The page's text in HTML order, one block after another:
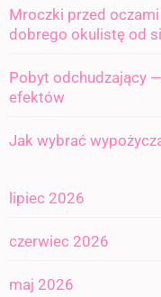
Mroczki przed
dobrego okulistę od
Pobyt odchudzający —
efektów
Jak wybrać
lipiec 2026
czerwiec 2026
maj 2026